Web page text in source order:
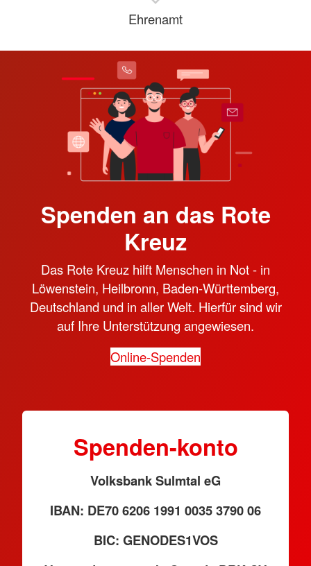
Ehrenamt
Spenden an das Rote
Kreuz
Das Rote Kreuz hilft Menschen in Not - in
Löwenstein, Heilbronn, Baden-Württemberg,
Deutschland und in aller Welt. Hierfür sind wir
auf Ihre Unterstützung angewiesen.
Online-Spenden
Spenden-konto
Volksbank Sulmtal eG
IBAN: DE70 6206 1991 0035 3790 06
BIC: GENODES1VOS